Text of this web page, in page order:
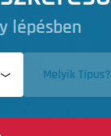
lépésben
Melyik Típus?